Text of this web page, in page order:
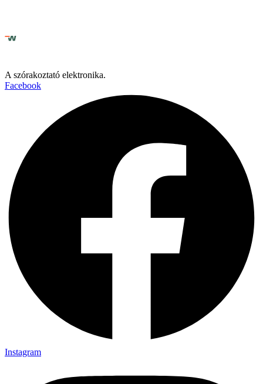
A szórakoztató elektronika.
Facebook
Instagram